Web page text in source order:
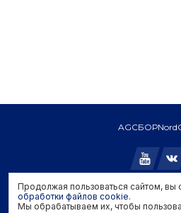
AGCБОР
Copyright © 2026 AGC.
Политика
Продолжая пользоваться сайтом, вы
обработки файлов cookie.
Мы обрабатываем их, чтобы